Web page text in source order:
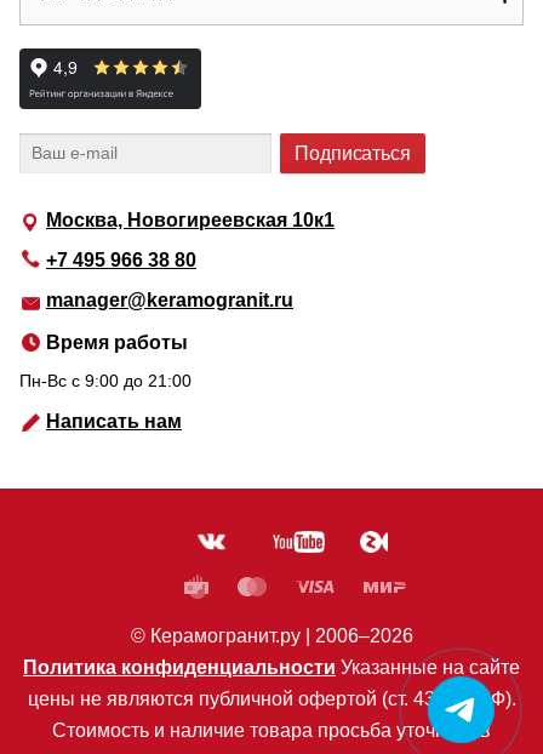
Москва, Новогиреевская 10к1
+7 495 966 38 80
manager@keramogranit.ru
Время работы
Пн-Вс c 9:00 до 21:00
Написать нам
© Керамогранит.ру | 2006–2026
Политика конфиденциальности Указанные на сайте
цены не являются публичной офертой (ст. 435 ГК РФ).
Стоимость и наличие товара просьба уточнять в